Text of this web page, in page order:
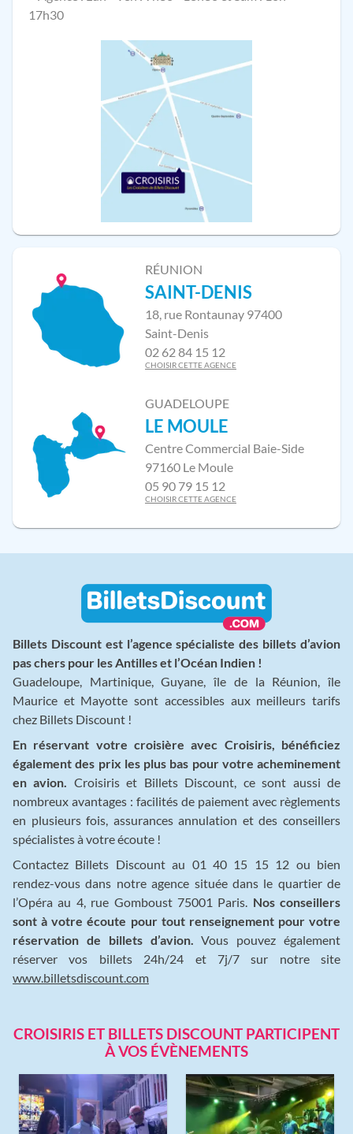
17h30
RÉUNION
SAINT-DENIS
18, rue Rontaunay 97400
Saint-Denis
02 62 84 15 12
CHOISIR CETTE AGENCE
GUADELOUPE
LE MOULE
Centre Commercial Baie-Side
97160 Le Moule
05 90 79 15 12
CHOISIR CETTE AGENCE
Billets Discount est l’agence spécialiste des billets d’avion
pas chers pour les Antilles et l’Océan Indien !
Guadeloupe, Martinique, Guyane, île de la Réunion, île
Maurice et Mayotte sont accessibles aux meilleurs tarifs
chez Billets Discount !
En réservant votre croisière avec Croisiris, bénéficiez
également des prix les plus bas pour votre acheminement
en avion.
Croisiris et Billets Discount, ce sont aussi de
nombreux avantages : facilités de paiement avec règlements
en plusieurs fois, assurances annulation et des conseillers
spécialistes à votre écoute !
Contactez Billets Discount au 01 40 15 15 12 ou bien
rendez-vous dans notre agence située dans le quartier de
l’Opéra au 4, rue Gomboust 75001 Paris. Nos conseillers
sont à votre écoute pour tout renseignement pour votre
réservation de billets d’avion.
Vous pouvez également
réserver vos billets 24h/24 et 7j/7 sur notre site
www.billetsdiscount.com
CROISIRIS ET BILLETS DISCOUNT PARTICIPENT
À VOS ÉVÈNEMENTS